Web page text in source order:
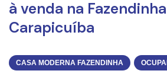
à venda na
Carapicuíba
CASA MODERNA FAZENDINHA